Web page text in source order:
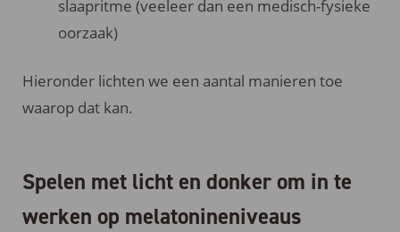
slaapritme (veeleer dan een medisch-fysieke
oorzaak)
Hieronder lichten we een aantal manieren toe
waarop dat kan.
Spelen met licht en donker om in te
werken op melatonineniveaus